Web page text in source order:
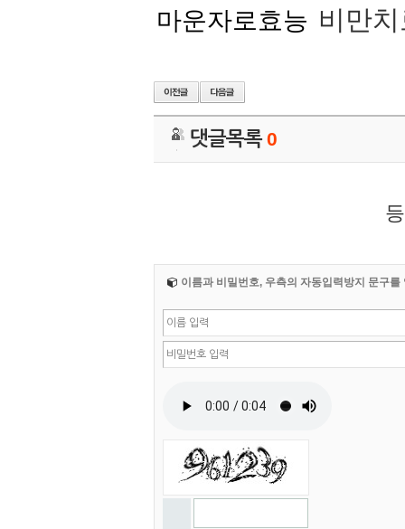
마운자로효능 비만
댓글목록0
이름과 비밀번호, 우측의 자동입력방지 문구를